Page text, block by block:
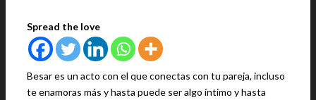
Spread the love
Besar es un acto con el que conectas con tu pareja, incluso
te enamoras más y hasta puede ser algo íntimo y hasta